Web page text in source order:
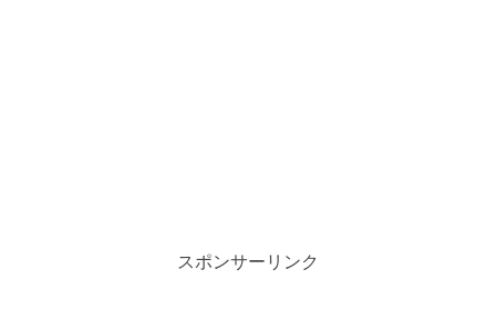
スポンサーリンク